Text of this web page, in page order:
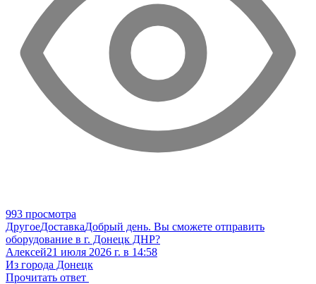
993 просмотра
ДругоеДоставкаДобрый день. Вы сможете отправить
оборудование в г. Донецк ДНР?
Алексей21 июля 2026 г. в 14:58
Из города Донецк
Прочитать ответ